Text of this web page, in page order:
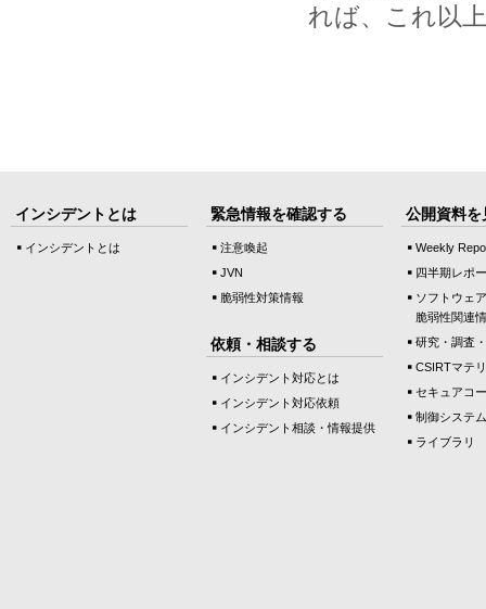
れば、これ以
インシデントとは
インシデントとは
緊急情報を確認する
注意喚起
JVN
脆弱性対策情報
依頼・相談する
インシデント対応とは
インシデント対応依頼
インシデント相談・情報提供
公開資料を
Weekly
四半期レポ
ソフトウェ
脆弱性関連
研究・調査
CSIRTマテ
セキュアコ
制御システ
ライブラリ